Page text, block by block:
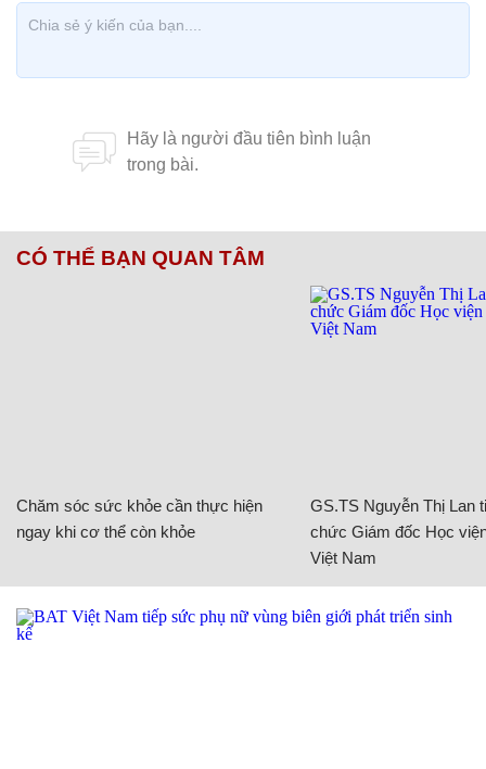
CÓ THỂ BẠN QUAN TÂM
Chăm sóc sức khỏe cần thực hiện
ngay khi cơ thể còn khỏe
GS.TS Nguyễn Thị Lan
chức Giám đốc Học
Việt Nam